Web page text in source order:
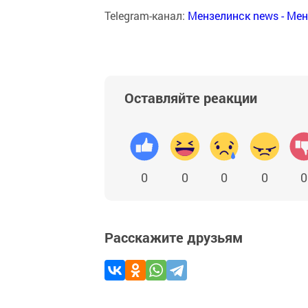
Telegram-канал: Мензелинск news -
Оставляйте реакции
0 0 0 0 0
Расскажите друзьям